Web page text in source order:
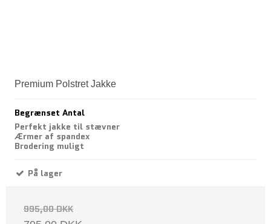
Premium Polstret Jakke
Begrænset Antal
Perfekt jakke til stævner
Ærmer af spandex
Brodering muligt
På lager
995,00 DKK